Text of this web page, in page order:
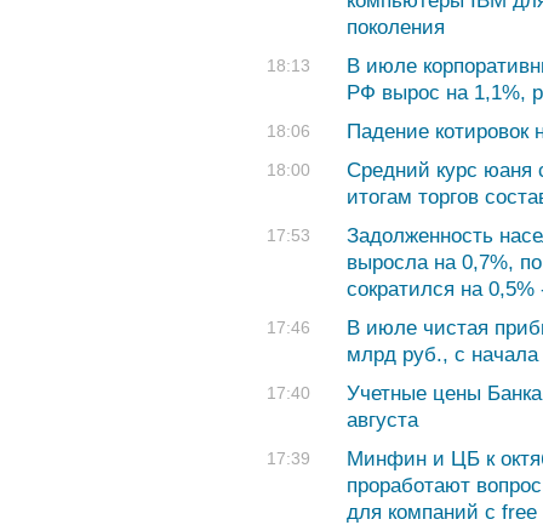
поколения
18:13
В июле
РФ вырос на 1,1%,
18:06 Падение
18:00
Средний курс юаня
итогам торгов
17:53
Задолженность
выросла на 0,7%,
сократился на
17:46
В июле чистая
млрд руб., с
17:40
Учетные цены
августа
17:39
Минфин и ЦБ к
проработают
для компаний с free